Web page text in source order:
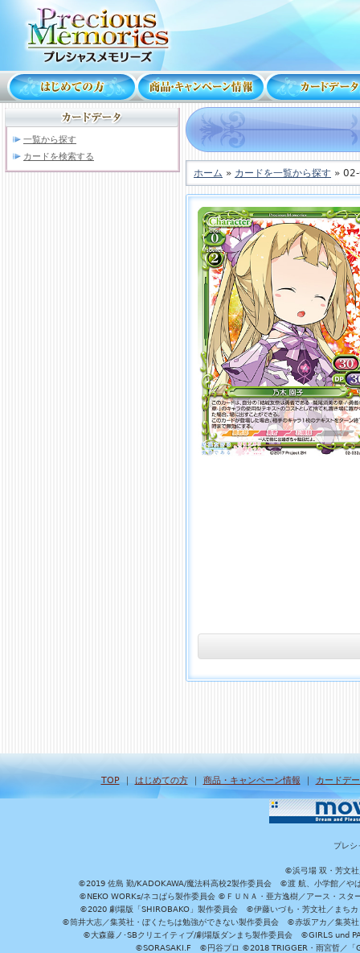
一覧から探す
カードを検索する
ホーム » カードを一覧から探す »
TOP｜ はじめての方｜ 商品・キャンペーン情報 ｜ カードデ
プレシ
©浜弓場 双・芳文社
©2019 佐島 勤/KADOKAWA/魔法科高校2製作委員会 ©渡 航、小学館／や
©NEKO WORKs/ネコぱら製作委員会 ©ＦＵＮＡ・亜方逸樹／アース・ス
©2020 劇場版「SHIROBAKO」製作委員会 ©伊藤いづも・芳文社／まち
©筒井大志／集英社・ぼくたちは勉強ができない製作委員会 ©赤坂アカ／集英
©大森藤ノ･SBクリエイティブ/劇場版ダンまち製作委員会 ©GIRLS und
©SORASAKI.F ©円谷プロ ©2018 TRIGGER・雨宮哲／